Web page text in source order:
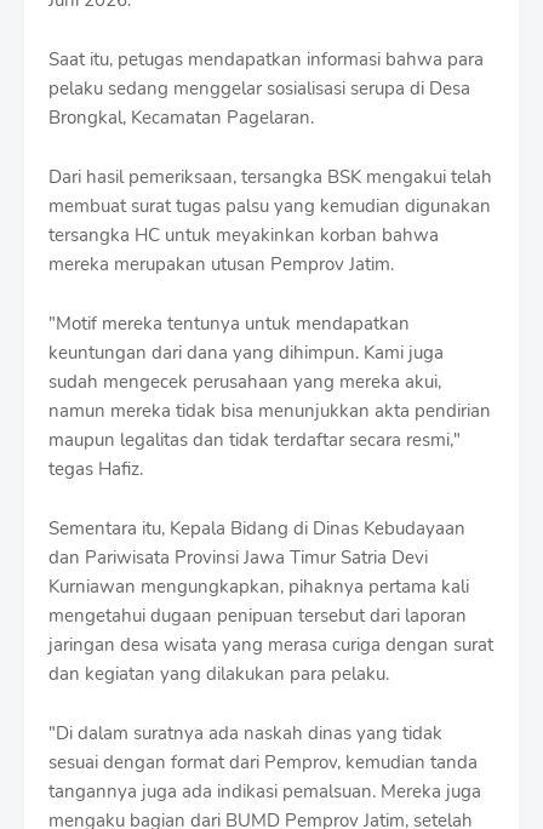
Saat itu, petugas mendapatkan informasi bahwa para
pelaku sedang menggelar sosialisasi serupa di Desa
Brongkal, Kecamatan Pagelaran.
Dari hasil pemeriksaan, tersangka BSK mengakui telah
membuat surat tugas palsu yang kemudian digunakan
tersangka HC untuk meyakinkan korban bahwa
mereka merupakan utusan Pemprov Jatim.
"Motif mereka tentunya untuk mendapatkan
keuntungan dari dana yang dihimpun. Kami juga
sudah mengecek perusahaan yang mereka akui,
namun mereka tidak bisa menunjukkan akta pendirian
maupun legalitas dan tidak terdaftar secara resmi,"
tegas Hafiz.
Sementara itu, Kepala Bidang di Dinas Kebudayaan
dan Pariwisata Provinsi Jawa Timur Satria Devi
Kurniawan mengungkapkan, pihaknya pertama kali
mengetahui dugaan penipuan tersebut dari laporan
jaringan desa wisata yang merasa curiga dengan surat
dan kegiatan yang dilakukan para pelaku.
"Di dalam suratnya ada naskah dinas yang tidak
sesuai dengan format dari Pemprov, kemudian tanda
tangannya juga ada indikasi pemalsuan. Mereka juga
mengaku bagian dari BUMD Pemprov Jatim, setelah